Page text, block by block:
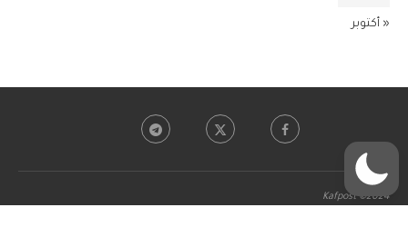
« أكتوبر
Kafpost ©2024